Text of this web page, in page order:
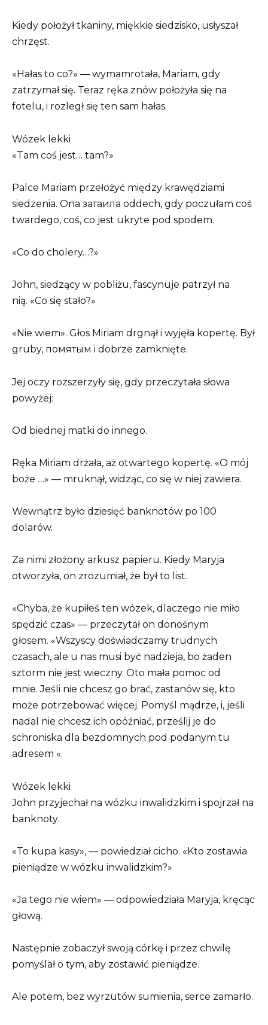
Kiedy położył tkaniny, miękkie siedzisko, usłyszał
chrzęst.
«Hałas to co?» — wymamrotała, Mariam, gdy
zatrzymał się. Teraz ręka znów położyła się na
fotelu, i rozległ się ten sam hałas.
Wózek lekki
«Tam coś jest… tam?»
Palce Mariam przełożyć między krawędziami
siedzenia. Ona затаила oddech, gdy poczułam coś
twardego, coś, co jest ukryte pod spodem.
«Co do cholery…?»
John, siedzący w pobliżu, fascynuje patrzył na
nią. «Co się stało?»
«Nie wiem». Głos Miriam drgnął i wyjęła kopertę. Był
gruby, помятым i dobrze zamknięte.
Jej oczy rozszerzyły się, gdy przeczytała słowa
powyżej:
Od biednej matki do innego.
Ręka Miriam drżała, aż otwartego kopertę. «O mój
boże …» — mruknął, widząc, co się w niej zawiera.
Wewnątrz było dziesięć banknotów po 100
dolarów.
Za nimi złożony arkusz papieru. Kiedy Maryja
otworzyła, on zrozumiał, że był to list.
«Chyba, że kupiłeś ten wózek, dlaczego nie miło
spędzić czas» — przeczytał on donośnym
głosem. «Wszyscy doświadczamy trudnych
czasach, ale u nas musi być nadzieja, bo żaden
sztorm nie jest wieczny. Oto mała pomoc od
mnie. Jeśli nie chcesz go brać, zastanów się, kto
może potrzebować więcej. Pomyśl mądrze, i, jeśli
nadal nie chcesz ich opóźniać, prześlij je do
schroniska dla bezdomnych pod podanym tu
adresem «.
Wózek lekki
John przyjechał na wózku inwalidzkim i spojrzał na
banknoty.
«To kupa kasy», — powiedział cicho. «Kto zostawia
pieniądze w wózku inwalidzkim?»
«Ja tego nie wiem» — odpowiedziała Maryja, kręcąc
głową.
Następnie zobaczył swoją córkę i przez chwilę
pomyślał o tym, aby zostawić pieniądze.
Ale potem, bez wyrzutów sumienia, serce zamarło.